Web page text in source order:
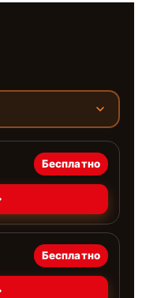
Бесплатно
Бесплатно